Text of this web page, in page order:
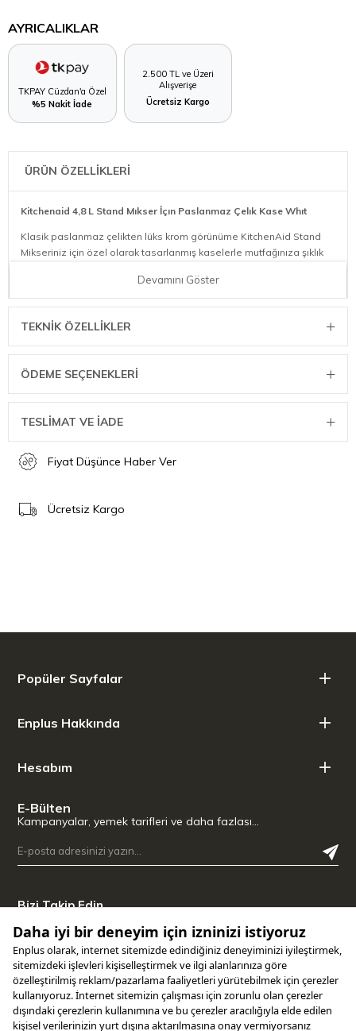
AYRICALIKLAR
TKPAY Cüzdan'a Özel
%5 Nakit İade
2.500 TL ve Üzeri
Alışverişe
Ücretsiz Kargo
ÜRÜN ÖZELLİKLERİ
Kitchenaid 4,8 L Stand Mıkser İçın Paslanmaz Çelık Kase Whıt
Klasik paslanmaz çelikten lüks krom görünüme KitchenAid Stand
Mikseriniz için özel olarak tasarlanmış kaselerle mutfağınıza şıklık
Devamını Göster
TEKNIK ÖZELLIKLER
ÖDEME SEÇENEKLERI
TESLİMAT VE İADE
Fiyat Düşünce Haber Ver
Ücretsiz Kargo
Popüler Sayfalar
Enplus Hakkında
Hesabım
E-Bülten
Kampanyalar, yemek tarifleri ve daha fazlası…
Bizi Takip Edin
Uygulamamızı İndirin